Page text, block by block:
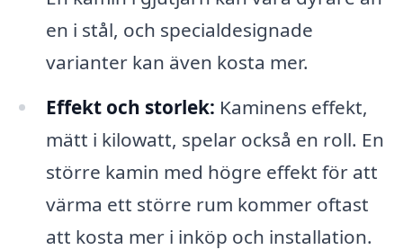
en i stål, och specialdesignade
varianter kan även kosta mer.
Effekt och storlek: Kaminens effekt,
mätt i kilowatt, spelar också en roll. En
större kamin med högre effekt för att
värma ett större rum kommer oftast
att kosta mer i inköp och installation.